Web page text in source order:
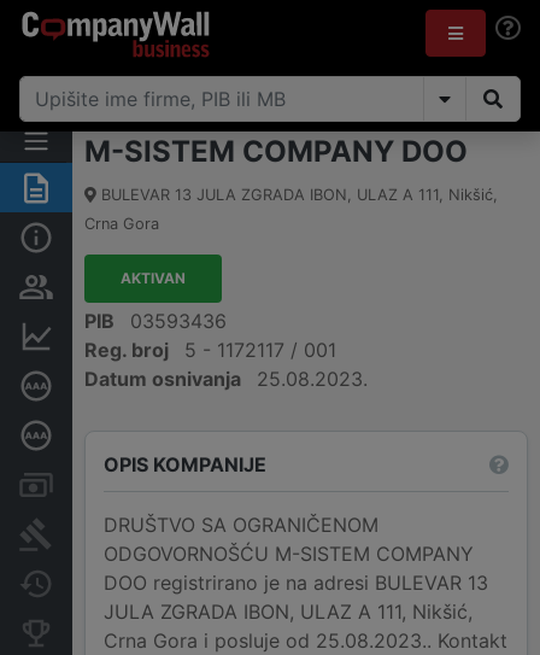
Sažetak
Osobe i vlasništvo
Sertifikat bonitetne izvrsnosti
Dubinska bonitetna ocjena
Arhiva sudskih objava
Promjene
Konkurentne kompanije
M-SISTEM COMPANY DOO
BULEVAR 13 JULA ZGRADA IBON, ULAZ A 111, Nikšić,
Crna Gora
AKTIVAN
PIB
03593436
Reg. broj
5 - 1172117 / 001
Datum osnivanja
25.08.2023.
OPIS KOMPANIJE
DRUŠTVO SA OGRANIČENOM
ODGOVORNOŠĆU M-SISTEM COMPANY
DOO registrirano je na adresi BULEVAR 13
JULA ZGRADA IBON, ULAZ A 111, Nikšić,
Crna Gora i posluje od 25.08.2023.. Kontakt